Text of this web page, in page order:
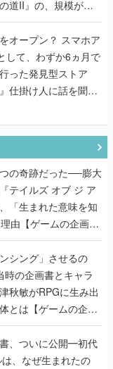
道II』の、規模が違
ーサーに聞いた
ン？ スマホア
して、わずか6ヵ月で
った発見型ストア
仕掛け人に話を聞い
の奇跡だった──膨大
テイルズ オブ ジ ア
「生まれた意味を知
由【ゲームの企画
シング」させるの
の企画書とキャラ
秋敏がRPGに生み出
とは【ゲームの企画
書、ついに公開━初代
、なぜ生まれたの